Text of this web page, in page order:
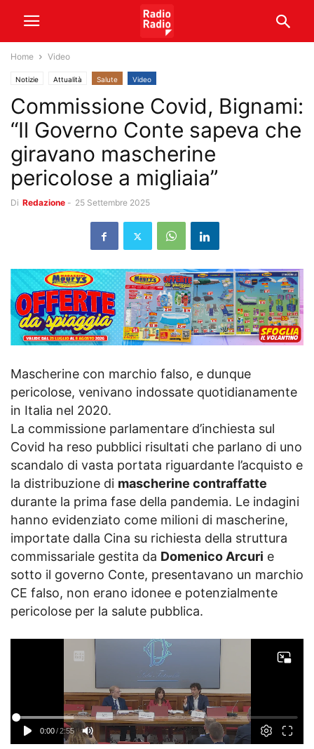
Home Video
Notizie Attualità Salute Video
Commissione Covid, Bignami:
“Il Governo Conte sapeva che
giravano mascherine
pericolose a migliaia”
Di Redazione - 25 Settembre 2025
Mascherine con marchio falso, e dunque
pericolose, venivano indossate quotidianamente
in Italia nel 2020.
La commissione parlamentare d’inchiesta sul
Covid ha reso pubblici risultati che parlano di uno
scandalo di vasta portata riguardante l’acquisto e
la distribuzione di mascherine contraffatte
durante la prima fase della pandemia. Le indagini
hanno evidenziato come milioni di mascherine,
importate dalla Cina su richiesta della struttura
commissariale gestita da Domenico Arcuri e
sotto il governo Conte, presentavano un marchio
CE falso, non erano idonee e potenzialmente
pericolose per la salute pubblica.